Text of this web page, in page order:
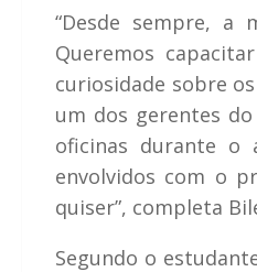
“Desde sempre,
Queremos
curiosidade sobre
um dos gerentes do
oficinas durante o
envolvidos com o
quiser”, completa
Segundo o